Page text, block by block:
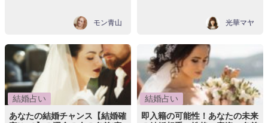
モン青山 光華マヤ
結婚占い
あなたの結婚チャンス【結婚確
結婚占い
即入籍の可能性！あなたの未来